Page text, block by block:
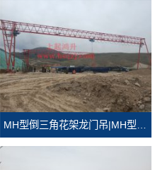
MH型倒三角花架龙门吊|MH型倒三角门式起重机